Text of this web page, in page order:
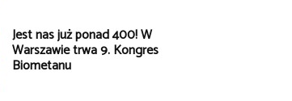
Jest nas już ponad 400! W
Warszawie trwa 9. Kongres
Biometanu